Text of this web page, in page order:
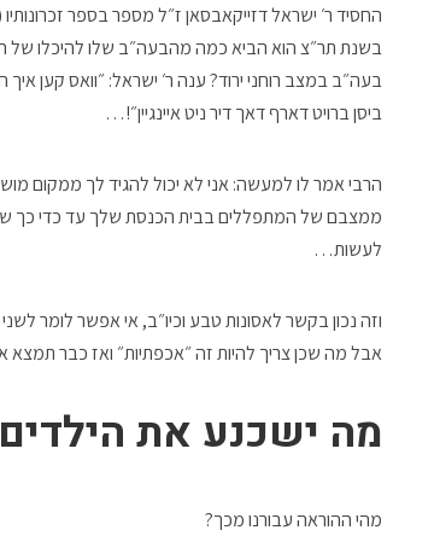
החסיד ר׳ ישראל דזייקאבסאן ז״ל מספר בספר
בשנת תר״צ הוא הביא כמה מהבעה״ב שלו להיכלו של
בעה״ב במצב רוחני ירוד? ענה ר׳ ישראל: ״וואס קען
ביסן ברויט דארף דאך דיר ניט איינגיין״!…
הרבי אמר לו למעשה: אני לא יכול להגיד לך ממקום
ממצבם של המתפללים בבית הכנסת שלך עד כדי כך
לעשות…
וזה נכון בקשר לאסונות טבע וכיו״ב, אי אפשר לומר
אבל מה שכן צריך להיות זה ״אכפתיות״ ואז כבר תמצא
מה ישכנע את הילדים
מהי ההוראה עבורנו מכך?